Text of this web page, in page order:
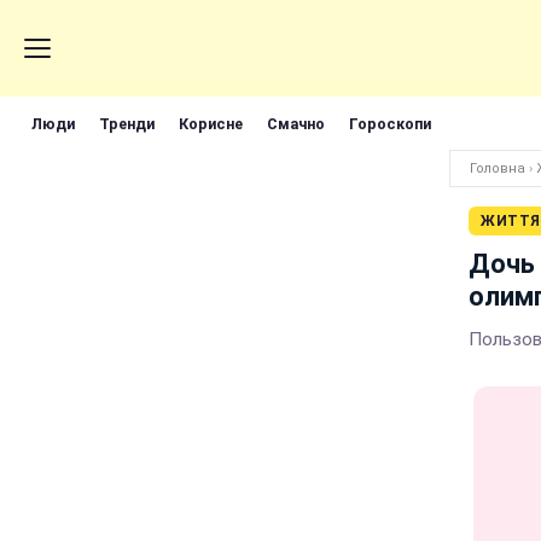
Люди Тренди Корисне Смачно Гороскопи
Головна ›
ЖИТТЯ
Дочь